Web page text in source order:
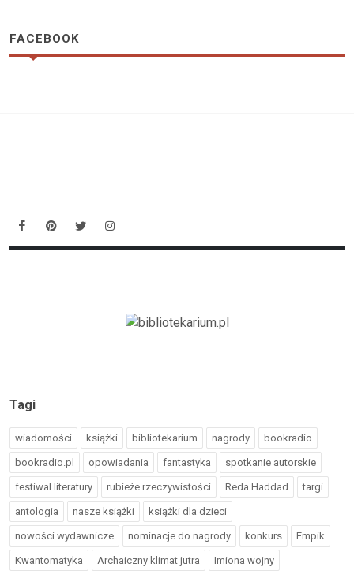
FACEBOOK
Tagi
wiadomości książki bibliotekarium nagrody bookradio
bookradio.pl opowiadania fantastyka spotkanie autorskie
festiwal literatury rubieże rzeczywistości Reda Haddad targi
antologia nasze książki książki dla dzieci
nowości wydawnicze nominacje do nagrody konkurs Empik
Kwantomatyka Archaiczny klimat jutra Imiona wojny